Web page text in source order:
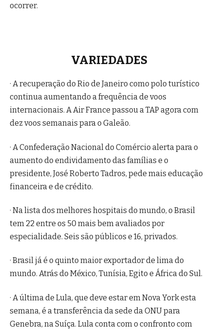
ocorrer.
VARIEDADES
· A recuperação do Rio de Janeiro como polo turístico
continua aumentando a frequência de voos
internacionais. A Air France passou a TAP agora com
dez voos semanais para o Galeão.
· A Confederação Nacional do Comércio alerta para o
aumento do endividamento das famílias e o
presidente, José Roberto Tadros, pede mais educação
financeira e de crédito.
· Na lista dos melhores hospitais do mundo, o Brasil
tem 22 entre os 50 mais bem avaliados por
especialidade. Seis são públicos e 16, privados.
· Brasil já é o quinto maior exportador de lima do
mundo. Atrás do México, Tunísia, Egito e África do Sul.
· A última de Lula, que deve estar em Nova York esta
semana, é a transferência da sede da ONU para
Genebra, na Suíça. Lula conta com o confronto com